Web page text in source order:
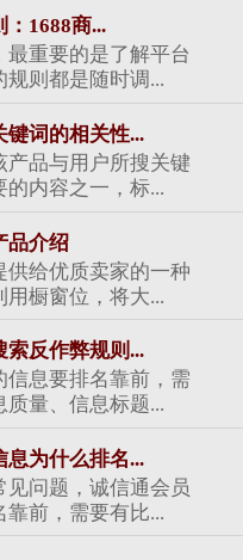
1688商...
重要的是了解平台
则都是随时调...
键词的相关性...
产品与用户所搜关键
内容之一，标...
品介绍
供给优质卖家的一种
橱窗位，将大...
索反作弊规则...
信息要排名靠前，需
量、信息标题...
息为什么排名...
问题，诚信通会员
前，需要有比...